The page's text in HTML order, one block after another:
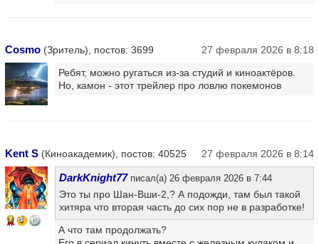
Cosmo (Зритель), постов: 3699
27 февраля 2026 в 8:18
Ребят, можно ругаться из-за студий и киноактёров.
Но, камон - этот трейлер про ловлю покемонов
Kent S (Киноакадемик), постов: 40525 27 февраля 2026 в 8:14
14
DarkKnight77писал(а) 26 февраля 2026 в 7:44
Это ты про Шан-Вши-2,? А подожди, там был такой
хитяра что вторая часть до сих пор не в разработке!
А что там продолжать?